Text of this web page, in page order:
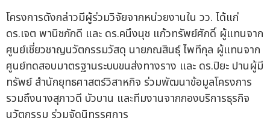
โครงการดังกล่าวมีผู้ร่วมวิจัยจากหน่วยงานใน วว. ได้แก่
ดร.เจต พานิชภักดี และ ดร.คนึงนุช แก้วทรัพย์ศักดิ์ ผู้แทนจาก
ศูนย์เชี่ยวชาญนวัตกรรมวัสดุ นายภณสินธุ์ ไพทีกุล ผู้แทนจาก
ศูนย์ทดสอบมาตรฐานระบบขนส่งทางราง และ ดร.ปิยะ ปานผู้มี
ทรัพย์ สำนักยุทธศาสตร์วิสาหกิจ ร่วมพัฒนาข้อมูลโครงการ
รวมถึงนางสุภาวดี บัวบาน และทีมงานจากกองบริการธุรกิจ
นวัตกรรม ร่วมจัดนิทรรศการ